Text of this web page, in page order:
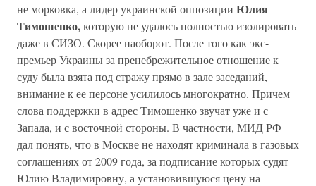
не морковка, а лидер украинской оппозиции Юлия
Тимошенко,которую не удалось полностью изолировать
даже в СИЗО. Скорее наоборот. После того как экс-
премьер Украины за пренебрежительное отношение к
суду была взята под стражу прямо в зале заседаний,
внимание к ее персоне усилилось многократно. Причем
слова поддержки в адрес Тимошенко звучат уже и с
Запада, и с восточной стороны. В частности, МИД РФ
дал понять, что в Москве не находят криминала в газовых
соглашениях от 2009 года, за подписание которых судят
Юлию Владимировну, а установившуюся цену на